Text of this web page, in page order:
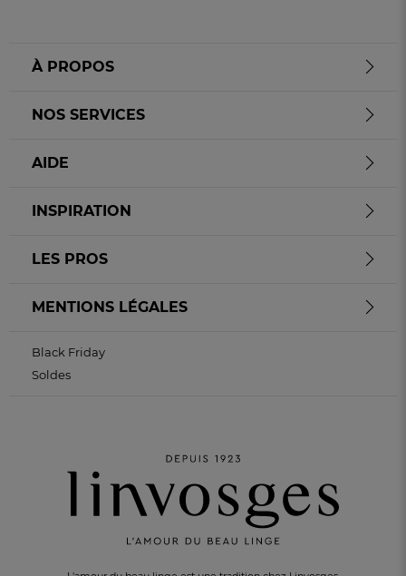
LIVRAISON OFFERTEdès 100 CHF d’achat
À PROPOS
NOS SERVICES
AIDE
INSPIRATION
LES PROS
MENTIONS LÉGALES
Black Friday
Soldes